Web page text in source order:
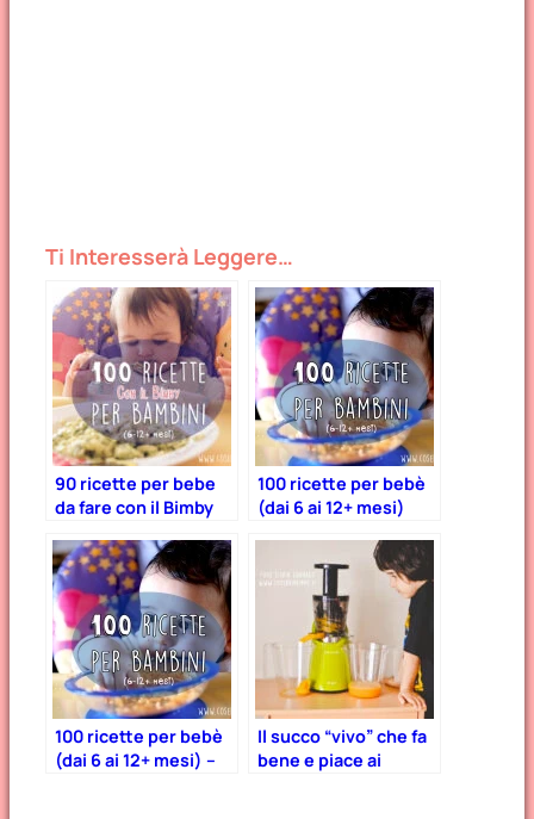
Ti Interesserà Leggere…
90 ricette per bebe
da fare con il Bimby
100 ricette per bebè
(dai 6 ai 12+ mesi)
100 ricette per bebè
(dai 6 ai 12+ mesi) –
Il succo “vivo” che fa
bene e piace ai